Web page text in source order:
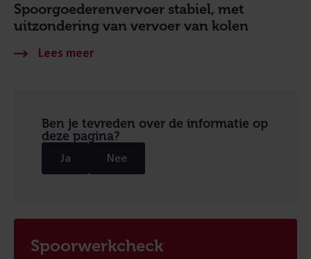
Spoorgoederenvervoer stabiel, met
uitzondering van vervoer van kolen
Ben je tevreden over de informatie op
deze pagina?
Ja Nee
Spoorwerkcheck